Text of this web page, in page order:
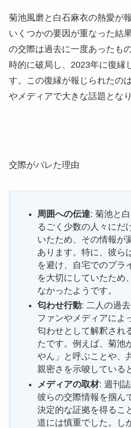
菊池風磨と白石麻衣の熱愛が
いくつかの要因が重なった結
の交際は過去に一度あったも
時的に破局し、2023年に復縁
す。この復縁が報じられたの
やメディアで大きな話題となり
交際がバレた理由
周囲への伝達: 菊池と
るごく少数の人々にだ
いたため、その情報が
あります。特に、彼ら
を避け、自宅でのプラ
を大切にしていたため
なかったようです。
匂わせ行動: 二人の過
ファンやメディアによ
匂わせとして解釈され
たです。例えば、菊池
やん」と呼ぶことや、
親密さを示唆している
メディアの取材: 週刊
彼らの交際情報を掴ん
決定的な証拠を得るこ
道には慎重でした。し